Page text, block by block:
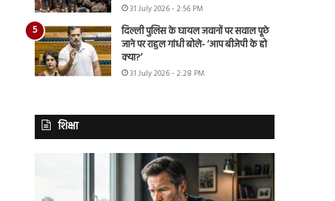
31 July 2026 - 2:56 PM
दिल्ली पुलिस के घायल जवानों पर सवाल पूछे
जाने पर राहुल गांधी बोले- ‘आप बीजेपी के हो
क्या?’
31 July 2026 - 2:28 PM
शिक्षा